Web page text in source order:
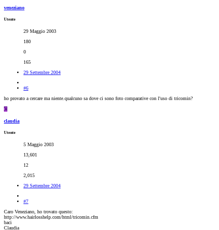
veneziano
Utente
29 Maggio 2003
180
0
165
29 Settembre 2004
#6
ho provato a cercare ma niente.qualcuno sa dove ci sono foto comparative con l'uso di tricomin?
C
claudia
Utente
5 Maggio 2003
13,601
12
2,015
29 Settembre 2004
#7
Caro Veneziano, ho trovato questo:
http://www.hairlosshelp.com/html/tricomin.cfm
baci
Claudia